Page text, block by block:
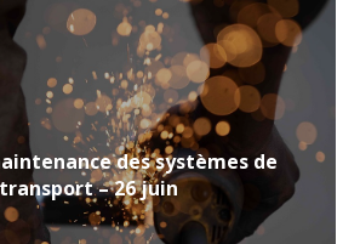
des systèmes de
transport – 26 juin